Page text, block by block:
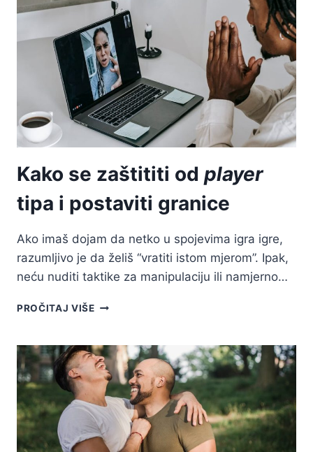
Kako se zaštititi od player
tipa i postaviti granice
Ako imaš dojam da netko u spojevima igra igre,
razumljivo je da želiš “vratiti istom mjerom”. Ipak,
neću nuditi taktike za manipulaciju ili namjerno…
PROČITAJ VIŠEKAKO
OD
PLAYER
TIPA
I
POSTAVITI
GRANICE